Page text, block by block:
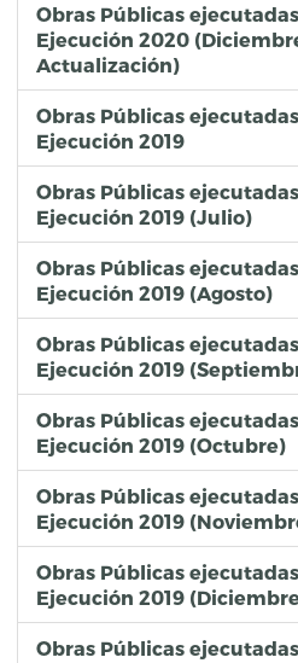
Obras Públicas
Ejecución 2020
Actualización)
Obras Públicas
Ejecución 2019
Obras Públicas
Ejecución 2019 (Julio)
Obras Públicas
Ejecución 2019 (Agosto)
Obras Públicas
Ejecución 2019
Obras Públicas
Ejecución 2019 (Octubre)
Obras Públicas
Ejecución 2019
Obras Públicas
Ejecución 2019
Obras Públicas